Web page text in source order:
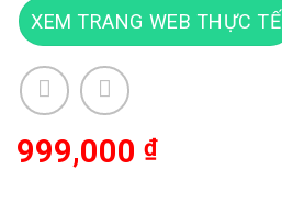
XEM TRANG WEB THỰC TẾ
999,000 ₫